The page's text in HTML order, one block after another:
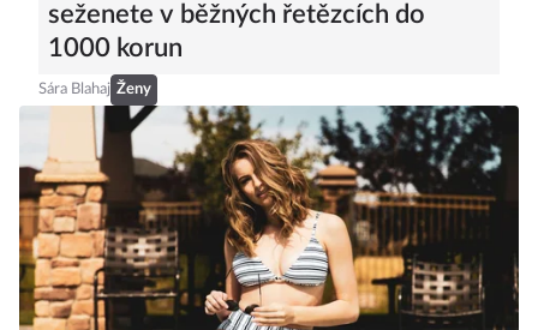
seženete v běžných řetězcích do
1000 korun
Sára Blahaj Ženy